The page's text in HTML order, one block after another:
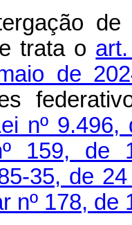
trata o
de
nº
159,
35, de
nº 178, de